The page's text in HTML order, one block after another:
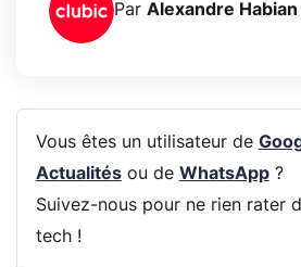
Par Alexandre Habian
Vous êtes un utilisateur de
Actualitésou de WhatsApp?
Suivez-nous pour ne rien rater
tech !